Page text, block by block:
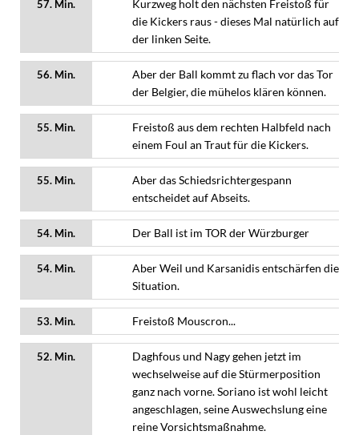
57. Min.
Kurzweg holt den nächsten Freistoß für
die Kickers raus - dieses Mal natürlich auf
der linken Seite.
56. Min.
Aber der Ball kommt zu flach vor das Tor
der Belgier, die mühelos klären können.
55. Min.
Freistoß aus dem rechten Halbfeld nach
einem Foul an Traut für die Kickers.
55. Min.
Aber das Schiedsrichtergespann
entscheidet auf Abseits.
54. Min. Der Ball ist im TOR der Würzburger
54. Min.
Aber Weil und Karsanidis entschärfen die
Situation.
53. Min. Freistoß Mouscron...
52. Min.
Daghfous und Nagy gehen jetzt im
wechselweise auf die Stürmerposition
ganz nach vorne. Soriano ist wohl leicht
angeschlagen, seine Auswechslung eine
reine Vorsichtsmaßnahme.